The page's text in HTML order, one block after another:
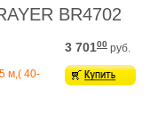
BR4702
м,( 40-
3 70100 руб.